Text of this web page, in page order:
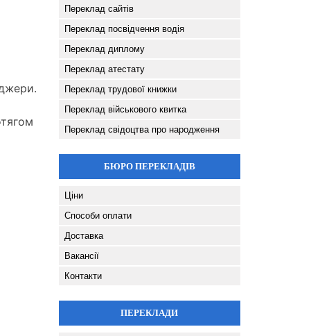
Переклад сайтів
Переклад посвідчення водія
Переклад диплому
Переклад атестату
Переклад трудової книжки
Переклад військового квитка
Переклад свідоцтва про народження
БЮРО ПЕРЕКЛАДІВ
Ціни
Способи оплати
Доставка
Вакансії
Контакти
ПЕРЕКЛАДИ